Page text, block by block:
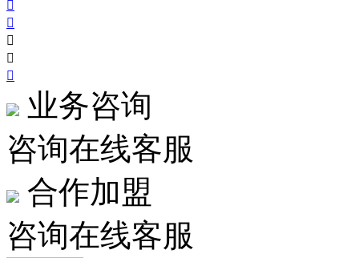





业务咨询
咨询在线客服
合作加盟
咨询在线客服